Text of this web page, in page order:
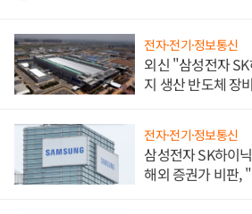
전자·전기·정보통신
외신 "삼성전자
지 생산 반도체 장
전자·전기·정보통신
삼성전자 SK하이
해외 증권가 비판,